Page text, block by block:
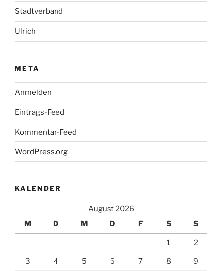
Stadtverband
Ulrich
META
Anmelden
Eintrags-Feed
Kommentar-Feed
WordPress.org
KALENDER
August 2026
M
D M D F S S
1 2
3 4 5 6 7 8 9